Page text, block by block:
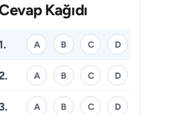
Kağıdı
A B C D
A B C D
3. A B C D